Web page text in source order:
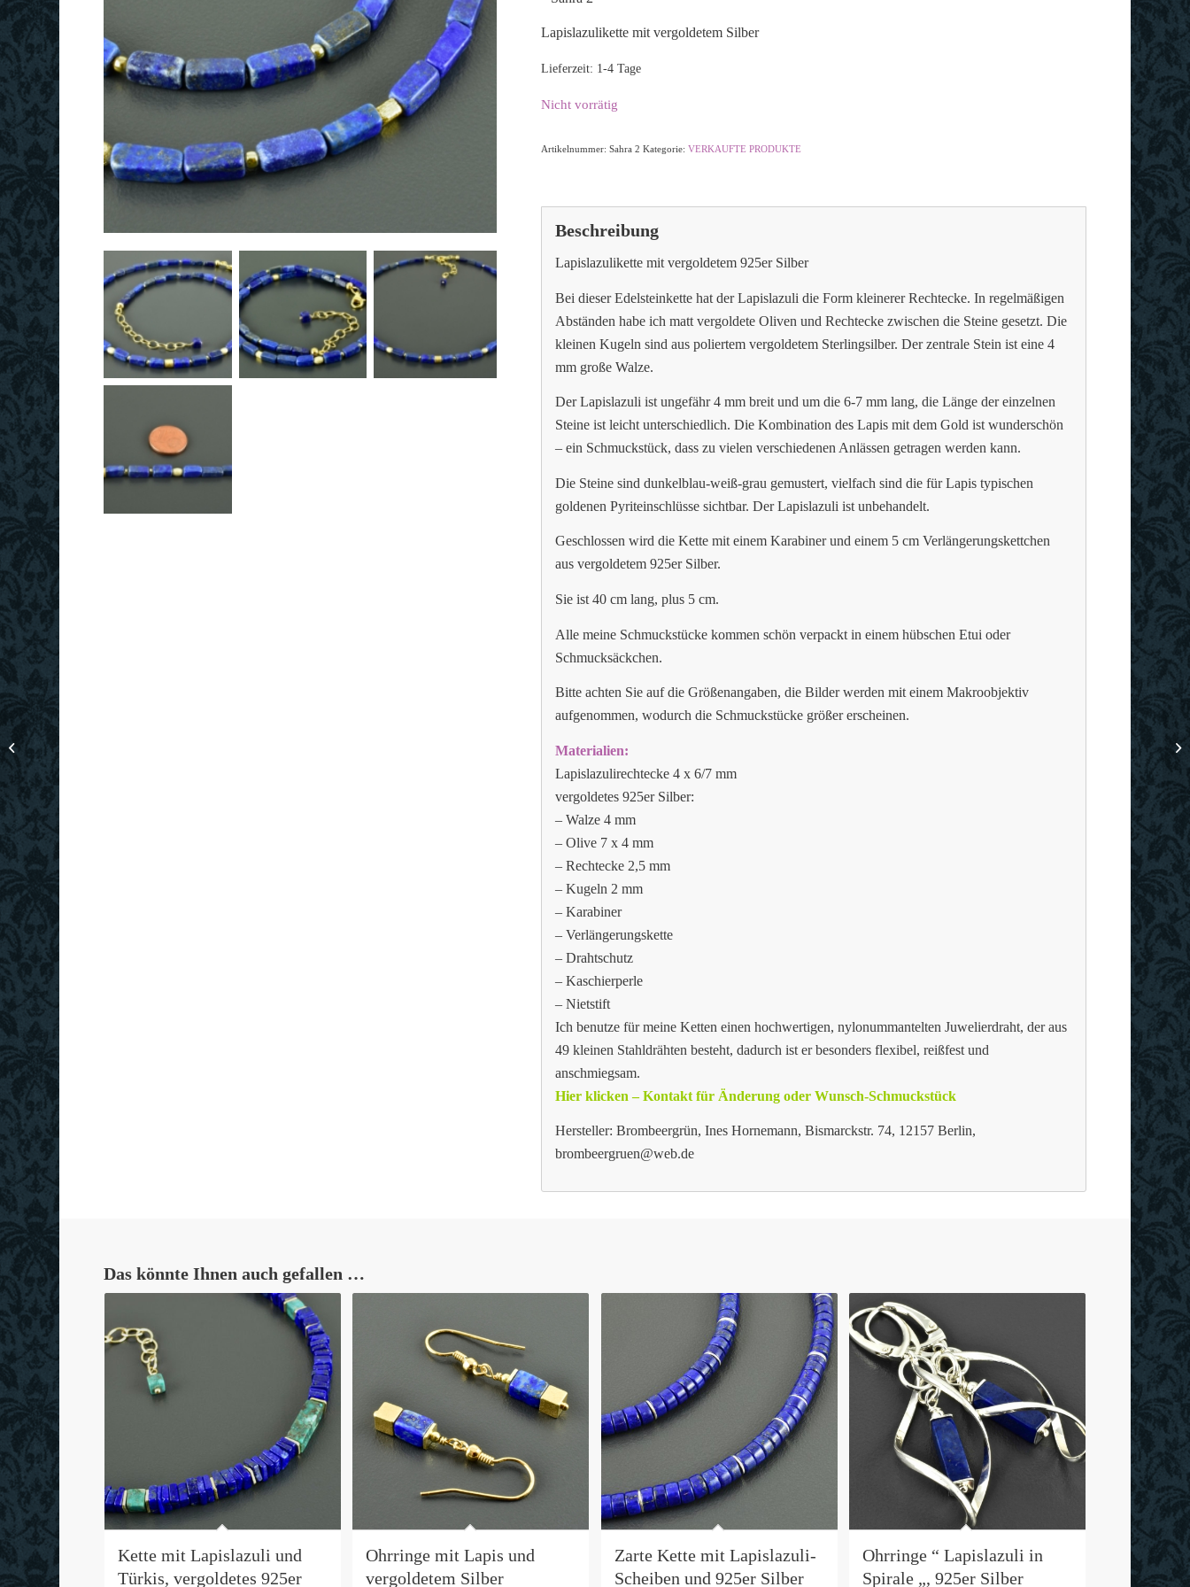
Lapislazulikette mit vergoldetem Silber
Lieferzeit: 1-4 Tage
Nicht vorrätig
Artikelnummer:Sahra 2 Kategorie:VERKAUFTE PRODUKTE
Beschreibung
Lapislazulikette mit vergoldetem 925er Silber
Bei dieser Edelsteinkette hat der Lapislazuli die Form kleinerer Rechtecke. In regelmäßigen
Abständen habe ich matt vergoldete Oliven und Rechtecke zwischen die Steine gesetzt. Die
kleinen Kugeln sind aus poliertem vergoldetem Sterlingsilber. Der zentrale Stein ist eine 4
mm große Walze.
Der Lapislazuli ist ungefähr 4 mm breit und um die 6-7 mm lang, die Länge der einzelnen
Steine ist leicht unterschiedlich. Die Kombination des Lapis mit dem Gold ist wunderschön
– ein Schmuckstück, dass zu vielen verschiedenen Anlässen getragen werden kann.
Die Steine sind dunkelblau-weiß-grau gemustert, vielfach sind die für Lapis typischen
goldenen Pyriteinschlüsse sichtbar. Der Lapislazuli ist unbehandelt.
Geschlossen wird die Kette mit einem Karabiner und einem 5 cm Verlängerungskettchen
aus vergoldetem 925er Silber.
Sie ist 40 cm lang, plus 5 cm.
Alle meine Schmuckstücke kommen schön verpackt in einem hübschen Etui oder
Schmucksäckchen.
Bitte achten Sie auf die Größenangaben, die Bilder werden mit einem Makroobjektiv
aufgenommen, wodurch die Schmuckstücke größer erscheinen.
Materialien:
Lapislazulirechtecke 4 x 6/7 mm
vergoldetes 925er Silber:
– Walze 4 mm
– Olive 7 x 4 mm
– Rechtecke 2,5 mm
– Kugeln 2 mm
– Karabiner
– Verlängerungskette
– Drahtschutz
– Kaschierperle
– Nietstift
Ich benutze für meine Ketten einen hochwertigen, nylonummantelten Juwelierdraht, der aus
49 kleinen Stahldrähten besteht, dadurch ist er besonders flexibel, reißfest und
anschmiegsam.
Hier klicken – Kontakt für Änderung oder Wunsch-Schmuckstück
Hersteller: Brombeergrün, Ines Hornemann, Bismarckstr. 74, 12157 Berlin,
brombeergruen@web.de
Das könnte Ihnen auch gefallen …
Kette mit Lapislazuli und
Türkis, vergoldetes 925er
Ohrringe mit Lapis und
vergoldetem Silber
Zarte Kette mit Lapislazuli-
Scheiben und 925er Silber
Ohrringe “ Lapislazuli in
Spirale „, 925er Silber
Zierliche Rubinkette mit
vergoldetem 925er Silber